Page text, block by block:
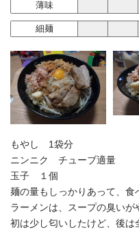
薄味
細麺
もやし 1袋分
ニンニク チューブ適量
玉子 １個
麺の量もしっかりあって、食
ラーメンは、スープの臭い
初は少し匂いしたけど、後は